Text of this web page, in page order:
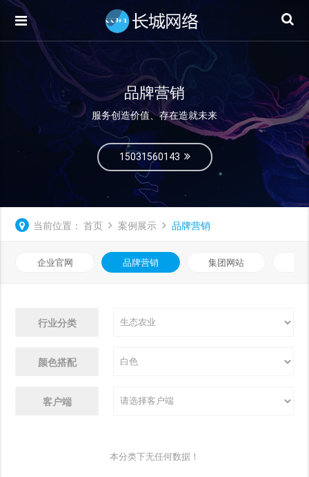
品牌营销
服务创造价值、存在造就未来
15031560143
当前位置： 首页 案例展示 品牌营销
企业官网 品牌营销 集团网站
行业分类
颜色搭配
客户端
本分类下无任何数据！